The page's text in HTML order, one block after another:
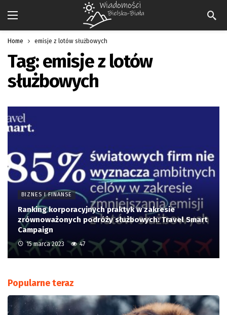
Home emisje z lotów służbowych
Tag:emisje z lotów
służbowych
BIZNES I FINANSE
Ranking korporacyjnych praktyk w zakresie
zrównoważonych podróży służbowych: Travel Smart
Campaign
15 marca 2023 47
Popularne teraz